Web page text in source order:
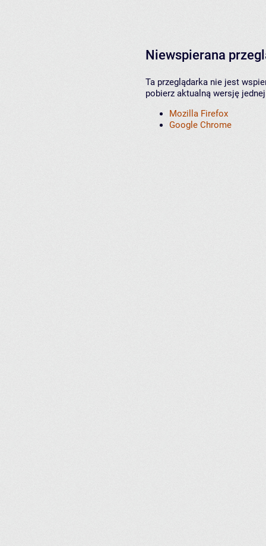
Niewspierana
Ta przeglądarka nie jest
pobierz aktualną wersję
Mozilla Firefox
Google Chrome